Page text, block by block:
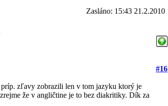
Zasláno: 15:43 21.2.2010
#16
zľavy zobrazili len v tom jazyku ktorý je
že v angličtine je to bez diakritiky. Dík za